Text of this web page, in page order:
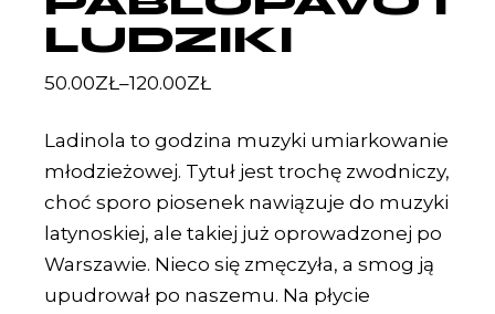
LUDZIKI
50.00ZŁ–120.00ZŁ
Ladinola to godzina muzyki umiarkowanie
młodzieżowej. Tytuł jest trochę zwodniczy,
choć sporo piosenek nawiązuje do muzyki
latynoskiej, ale takiej już oprowadzonej po
Warszawie. Nieco się zmęczyła, a smog ją
upudrował po naszemu. Na płycie